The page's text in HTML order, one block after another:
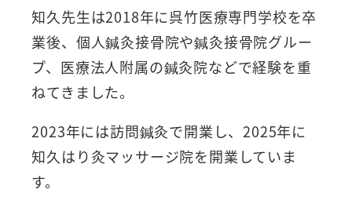
知久先生は2018年に呉竹医療専門学校を卒
業後、個人鍼灸接骨院や鍼灸接骨院グルー
プ、医療法人附属の鍼灸院などで経験を重
ねてきました。
2023年には訪問鍼灸で開業し、2025年に
知久はり灸マッサージ院を開業していま
す。